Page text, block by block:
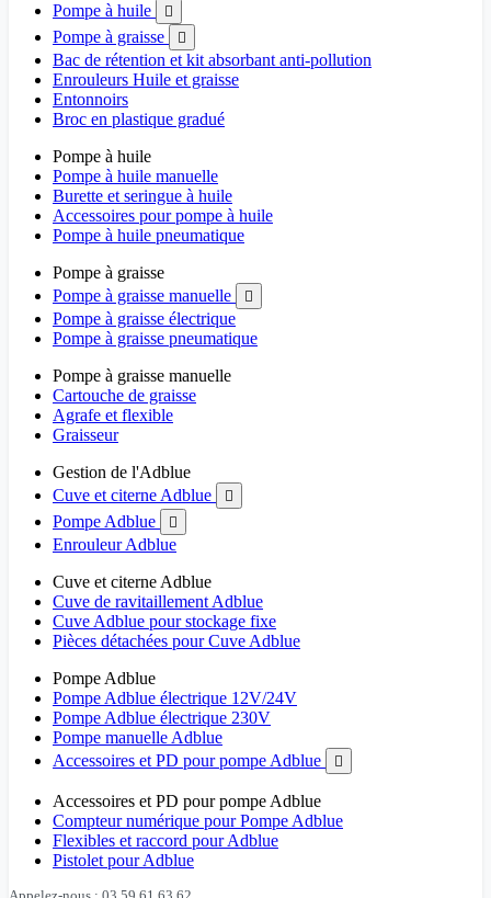
Pompe à huile

Pompe à graisse 
Bac de rétention et kit absorbant anti-pollution
Enrouleurs Huile et graisse
Entonnoirs
Broc en plastique gradué
Pompe à huile
Pompe à huile manuelle
Burette et seringue à huile
Accessoires pour pompe à huile
Pompe à huile pneumatique
Pompe à graisse
Pompe à graisse manuelle

Pompe à graisse électrique
Pompe à graisse pneumatique
Pompe à graisse manuelle
Cartouche de graisse
Agrafe et flexible
Graisseur
Gestion de l'Adblue
Cuve et citerne Adblue

Pompe Adblue 
Enrouleur Adblue
Cuve et citerne Adblue
Cuve de ravitaillement Adblue
Cuve Adblue pour stockage fixe
Pièces détachées pour Cuve Adblue
Pompe Adblue
Pompe Adblue électrique 12V/24V
Pompe Adblue électrique 230V
Pompe manuelle Adblue
Accessoires et PD pour pompe Adblue

Accessoires et PD pour pompe Adblue
Compteur numérique pour Pompe Adblue
Flexibles et raccord pour Adblue
Pistolet pour Adblue